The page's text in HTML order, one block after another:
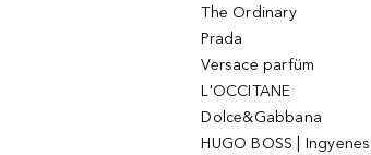
The Ordinary
Prada
Versace parfüm
L'OCCITANE
Dolce&Gabbana
HUGO BOSS | Ingyenes